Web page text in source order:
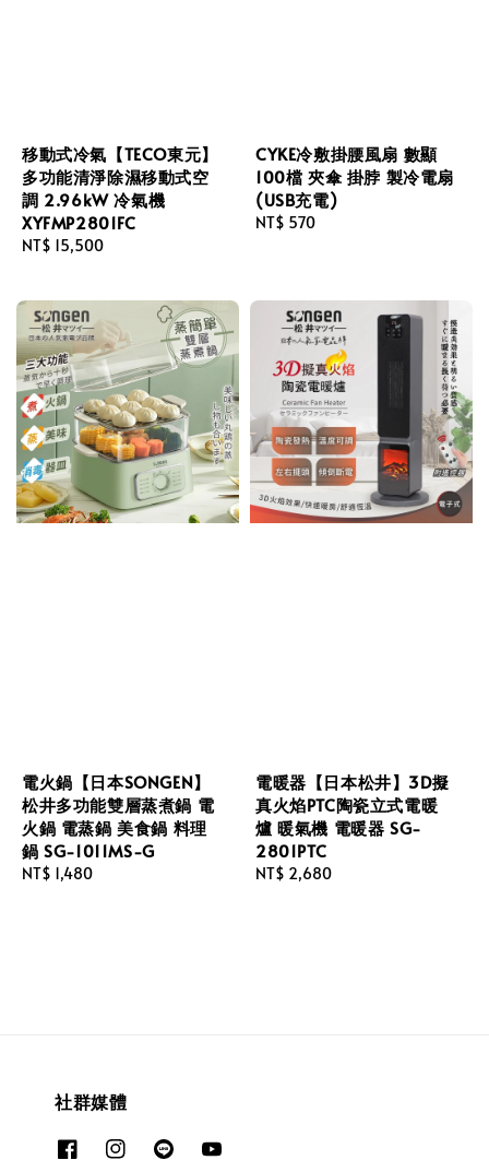
移動式冷氣【TECO東元】
多功能清淨除濕移動式空
調 2.96kW 冷氣機
XYFMP2801FC
Regular
NT$ 15,500
CYKE冷敷掛腰風扇 數顯
100檔 夾傘 掛脖 製冷電扇
(USB充電)
Regular
NT$ 570
電火鍋【日本SONGEN】
松井多功能雙層蒸煮鍋 電
火鍋 電蒸鍋 美食鍋 料理
鍋 SG-1011MS-G
Regular
NT$ 1,480
電暖器【日本松井】3D擬
真火焰PTC陶瓷立式電暖
爐 暖氣機 電暖器 SG-
2801PTC
Regular
NT$ 2,680
社群媒體